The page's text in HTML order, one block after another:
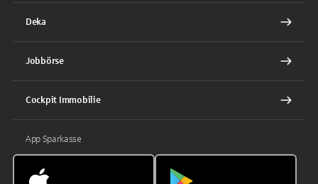
Deka
Jobbörse
Cockpit Immobilie
App Sparkasse